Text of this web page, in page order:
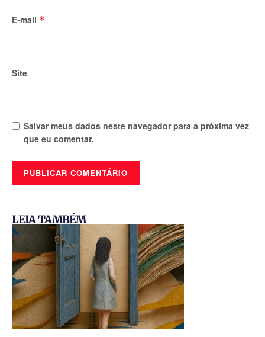
E-mail *
Site
Salvar meus dados neste navegador para a próxima vez
que eu comentar.
LEIA TAMBÉM